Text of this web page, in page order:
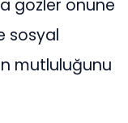
gözler önüne
sosyal
mutluluğunu